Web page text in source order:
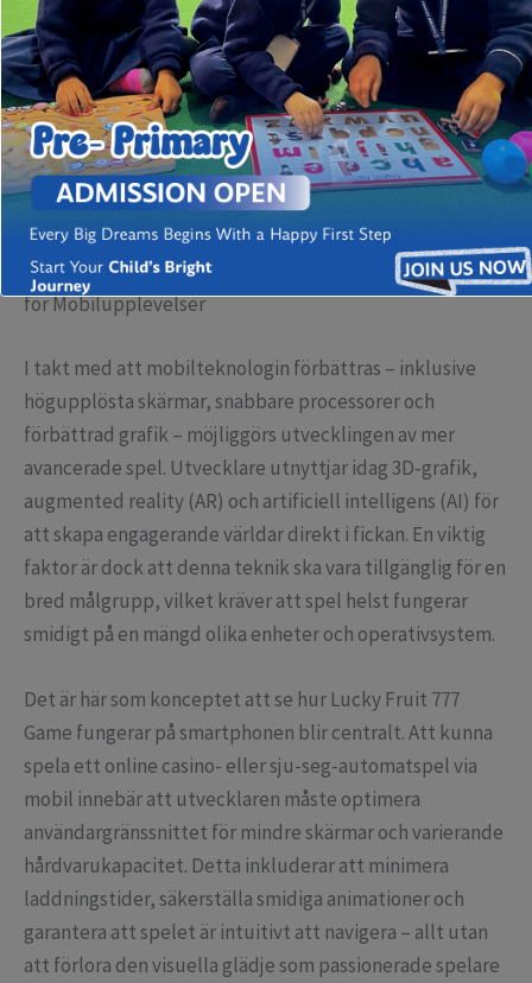
reflekterar denna utveckling hypotesen att teknologin
ständigt driver industrin mot nya höjder. För att förstå
denna dynamik är det avgörande att analysera inte bara
de tekniska aspekterna av spelutveckling, utan också
hur användarupplevelsen anpassas till mobila
plattformar, utan att kompromissa med kvalitet eller
tillgänglighet.
Teknologiska Framsteg och Speldesign: En Kombination
för Mobilupplevelser
I takt med att mobilteknologin förbättras – inklusive
högupplösta skärmar, snabbare processorer och
förbättrad grafik – möjliggörs utvecklingen av mer
avancerade spel. Utvecklare utnyttjar idag 3D-grafik,
augmented reality (AR) och artificiell intelligens (AI) för
att skapa engagerande världar direkt i fickan. En viktig
faktor är dock att denna teknik ska vara tillgänglig för en
bred målgrupp, vilket kräver att spel helst fungerar
smidigt på en mängd olika enheter och operativsystem.
Det är här som konceptet att se hur Lucky Fruit 777
Game fungerar på smartphonen blir centralt. Att kunna
spela ett online casino- eller sju-seg-automatspel via
mobil innebär att utvecklaren måste optimera
användargränssnittet för mindre skärmar och varierande
hårdvarukapacitet. Detta inkluderar att minimera
laddningstider, säkerställa smidiga animationer och
garantera att spelet är intuitivt att navigera – allt utan
att förlora den visuella glädje som passionerade spelare